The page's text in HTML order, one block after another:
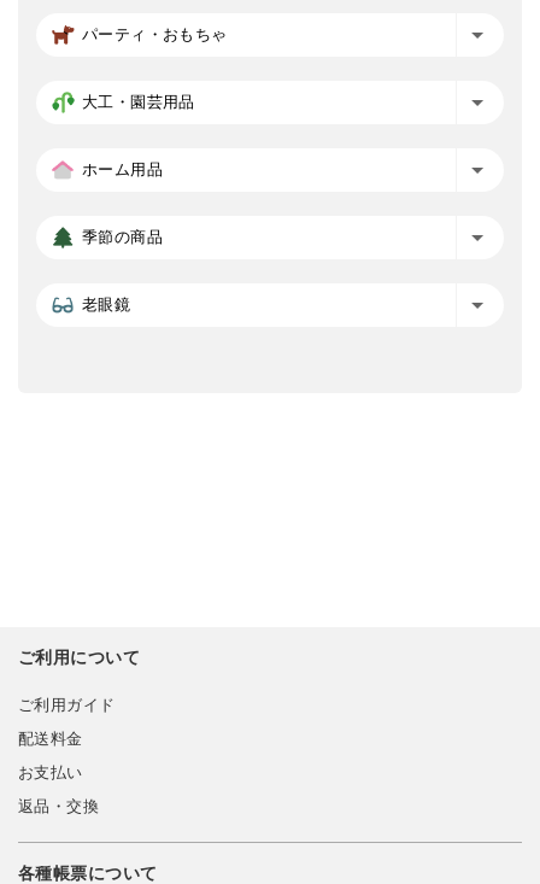
パーティ・おもちゃ
大工・園芸用品
ホーム用品
季節の商品
老眼鏡
ご利用について
ご利用ガイド
配送料金
お支払い
返品・交換
各種帳票について